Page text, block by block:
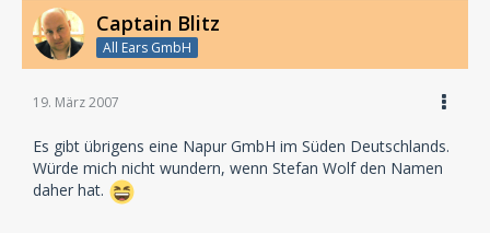
Captain Blitz
All Ears GmbH
19. März 2007
Es gibt übrigens eine Napur GmbH im Süden Deutschlands.
Würde mich nicht wundern, wenn Stefan Wolf den Namen
daher hat.